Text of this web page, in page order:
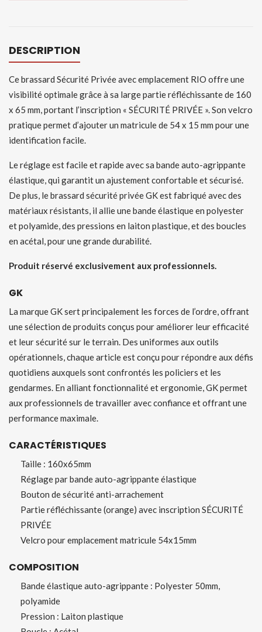
DESCRIPTION
Ce brassard Sécurité Privée avec emplacement RIO offre une
visibilité optimale grâce à sa large partie réfléchissante de 160
x 65 mm, portant l’inscription « SÉCURITÉ PRIVÉE ». Son velcro
pratique permet d’ajouter un matricule de 54 x 15 mm pour une
identification facile.
Le réglage est facile et rapide avec sa bande auto-agrippante
élastique, qui garantit un ajustement confortable et sécurisé.
De plus, le brassard sécurité privée GK est fabriqué avec des
matériaux résistants, il allie une bande élastique en polyester
et polyamide, des pressions en laiton plastique, et des boucles
en acétal, pour une grande durabilité.
Produit réservé exclusivement aux professionnels.
GK
La marque GK sert principalement les forces de l’ordre, offrant
une sélection de produits conçus pour améliorer leur efficacité
et leur sécurité sur le terrain. Des uniformes aux outils
opérationnels, chaque article est conçu pour répondre aux défis
quotidiens auxquels sont confrontés les policiers et les
gendarmes. En alliant fonctionnalité et ergonomie, GK permet
aux professionnels de travailler avec confiance et offrant une
performance maximale.
CARACTÉRISTIQUES
Taille : 160x65mm
Réglage par bande auto-agrippante élastique
Bouton de sécurité anti-arrachement
Partie réfléchissante (orange) avec inscription SÉCURITÉ
PRIVÉE
Velcro pour emplacement matricule 54x15mm
COMPOSITION
Bande élastique auto-agrippante : Polyester 50mm,
polyamide
Pression : Laiton plastique